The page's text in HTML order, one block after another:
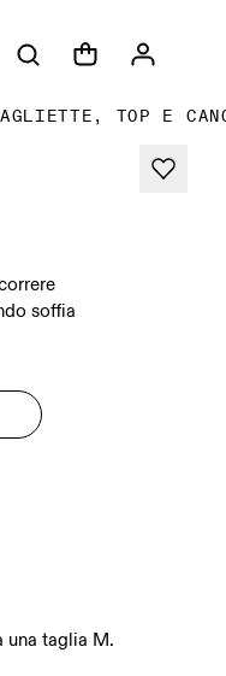
TOP E
soffia
una taglia M.